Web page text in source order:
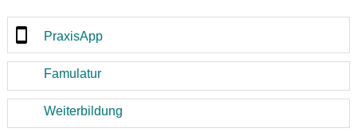
PraxisApp
Famulatur
Weiterbildung